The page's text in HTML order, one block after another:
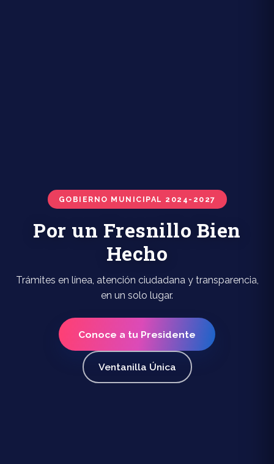
GOBIERNO MUNICIPAL 2024-2027
Por un Fresnillo Bien
Hecho
Trámites en línea, atención ciudadana y transparencia,
en un solo lugar.
Conoce a tu Presidente
Ventanilla Única